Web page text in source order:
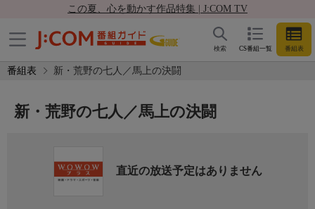
この夏、心を動かす作品特集 | J:COM TV
CS番組一覧 番組表
検索
番組表 新・荒野の七人／馬上の決闘
新・荒野の七人／馬上の決闘
直近の放送予定はありません